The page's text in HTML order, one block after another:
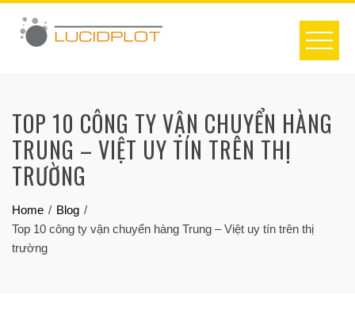
TOP 10 CÔNG TY VẬN CHUYỂN HÀNG
TRUNG – VIỆT UY TÍN TRÊN THỊ
TRƯỜNG
Home
Blog
Top 10 công ty vận chuyển hàng Trung – Việt uy tín trên thị
trường